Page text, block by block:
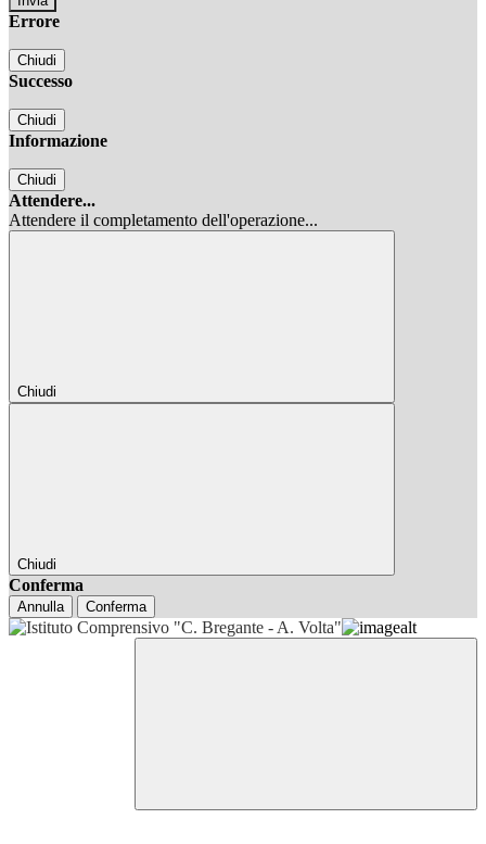
Errore
Chiudi
Successo
Chiudi
Informazione
Chiudi
Attendere...
Attendere il completamento dell'operazione...
Chiudi
Chiudi
Conferma
Annulla Conferma